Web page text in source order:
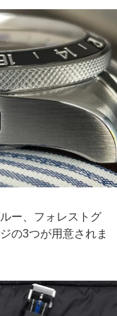
ー、フォレストグ
の3つが用意されま